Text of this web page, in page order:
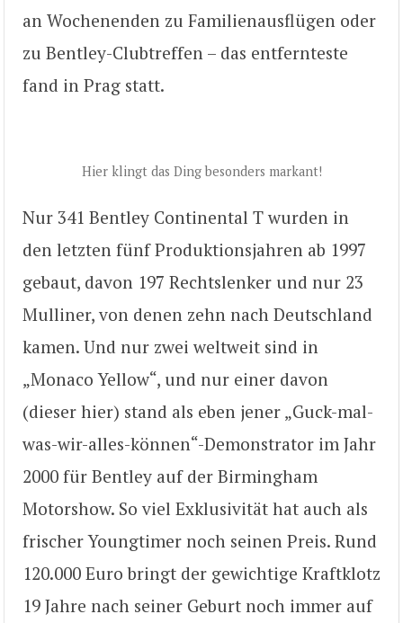
an Wochenenden zu Familienausflügen oder
zu Bentley-Clubtreffen – das entfernteste
fand in Prag statt.
Hier klingt das Ding besonders markant!
Nur 341 Bentley Continental T wurden in
den letzten fünf Produktionsjahren ab 1997
gebaut, davon 197 Rechtslenker und nur 23
Mulliner, von denen zehn nach Deutschland
kamen. Und nur zwei weltweit sind in
„Monaco Yellow“, und nur einer davon
(dieser hier) stand als eben jener „Guck-mal-
was-wir-alles-können“-Demonstrator im Jahr
2000 für Bentley auf der Birmingham
Motorshow. So viel Exklusivität hat auch als
frischer Youngtimer noch seinen Preis. Rund
120.000 Euro bringt der gewichtige Kraftklotz
19 Jahre nach seiner Geburt noch immer auf